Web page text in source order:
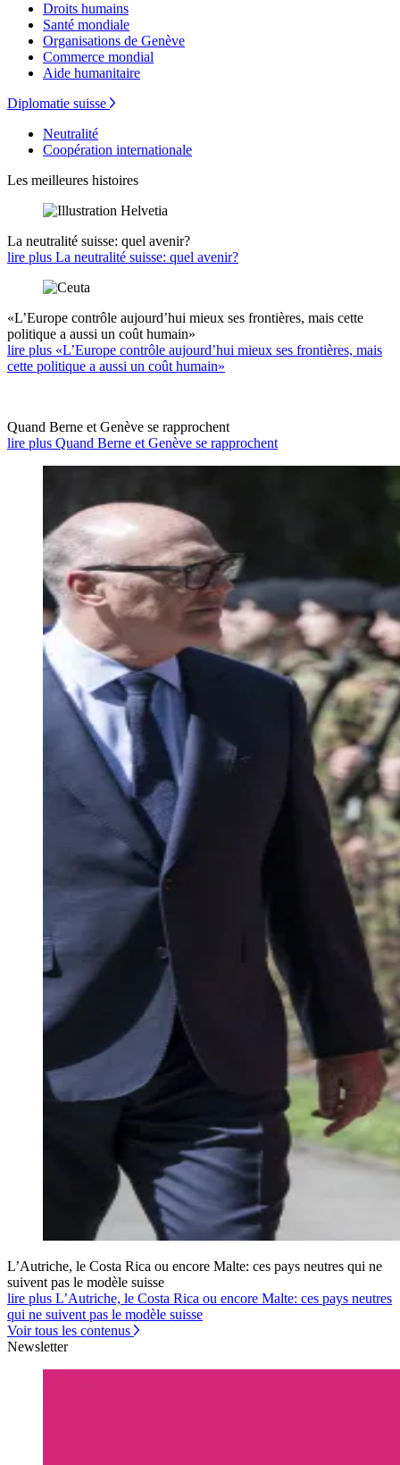
Droits humains
Santé mondiale
Organisations de Genève
Commerce mondial
Aide humanitaire
Diplomatie suisse
Neutralité
Coopération internationale
Les meilleures histoires
La neutralité suisse: quel avenir?
lire plus La neutralité suisse: quel avenir?
«L’Europe contrôle aujourd’hui mieux ses frontières, mais cette
politique a aussi un coût humain»
lire plus «L’Europe contrôle aujourd’hui mieux ses frontières, mais
cette politique a aussi un coût humain»
Quand Berne et Genève se rapprochent
lire plus Quand Berne et Genève se rapprochent
L’Autriche, le Costa Rica ou encore Malte: ces pays neutres qui ne
suivent pas le modèle suisse
lire plus L’Autriche, le Costa Rica ou encore Malte: ces pays neutres
qui ne suivent pas le modèle suisse
Voir tous les contenus
Newsletter